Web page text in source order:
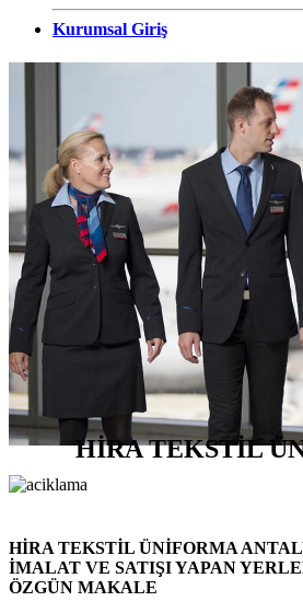
Kurumsal Giriş
HİRA TEKSTİL
HİRA TEKSTİL ÜNİFORMA
İMALAT VE SATIŞI YAPAN
ÖZGÜN MAKALE